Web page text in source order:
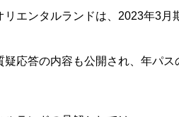
リエンタルランドは、2023年3月
疑応答の内容も公開され、年パ